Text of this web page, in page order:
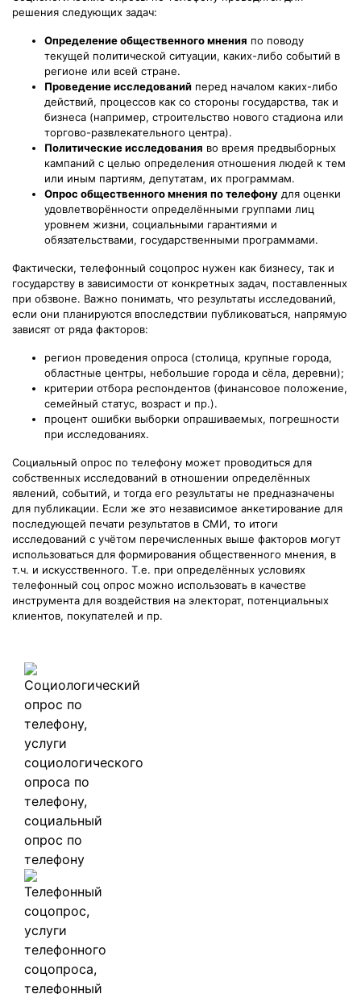
решения следующих задач:
Определение общественного мнения по поводу
текущей политической ситуации, каких-либо событий в
регионе или всей стране.
Проведение исследований перед началом каких-либо
действий, процессов как со стороны государства, так и
бизнеса (например, строительство нового стадиона или
торгово-развлекательного центра).
Политические исследования во время предвыборных
кампаний с целью определения отношения людей к тем
или иным партиям, депутатам, их программам.
Опрос общественного мнения по телефону для оценки
удовлетворённости определёнными группами лиц
уровнем жизни, социальными гарантиями и
обязательствами, государственными программами.
Фактически, телефонный соцопрос нужен как бизнесу, так и
государству в зависимости от конкретных задач, поставленных
при обзвоне. Важно понимать, что результаты исследований,
если они планируются впоследствии публиковаться, напрямую
зависят от ряда факторов:
регион проведения опроса (столица, крупные города,
областные центры, небольшие города и сёла, деревни);
критерии отбора респондентов (финансовое положение,
семейный статус, возраст и пр.).
процент ошибки выборки опрашиваемых, погрешности
при исследованиях.
Социальный опрос по телефону может проводиться для
собственных исследований в отношении определённых
явлений, событий, и тогда его результаты не предназначены
для публикации. Если же это независимое анкетирование для
последующей печати результатов в СМИ, то итоги
исследований с учётом перечисленных выше факторов могут
использоваться для формирования общественного мнения, в
т.ч. и искусственного. Т.е. при определённых условиях
телефонный соц опрос можно использовать в качестве
инструмента для воздействия на электорат, потенциальных
клиентов, покупателей и пр.